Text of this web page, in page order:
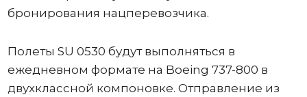
бронирования нацперевозчика.
Полеты SU 0530 будут выполняться в
ежедневном формате на Boeing 737-800 в
двухклассной компоновке. Отправление из